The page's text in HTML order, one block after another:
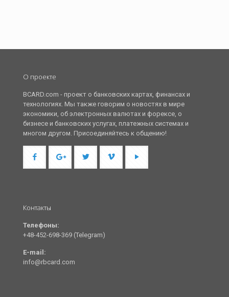
О проекте
BCARD.com - проект о банковских картах, финансах и
технологиях. Мы также говорим о новостях в мире
экономики, об электронных валютах и форексе, о
бизнесе и банковских услугах, платежных системах и
многом другом. Присоединяйтесь к общению!
Контакты
Телефоны:
+48-452-698-369 (Telegram)
E-mail:
info@rbcard.com